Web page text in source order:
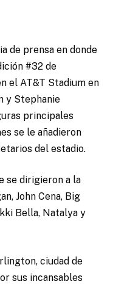
de prensa en donde
#32 de
el AT&T Stadium en
y Stephanie
principales
se le añadieron
del estadio.
se dirigieron a la
John Cena, Big
Bella, Natalya y
ciudad de
sus incansables